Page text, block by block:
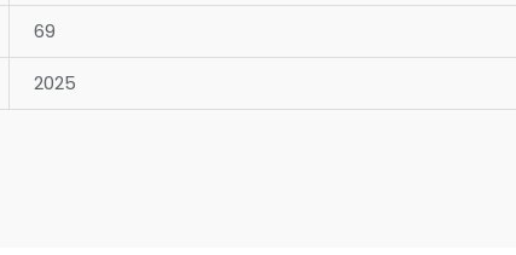
69
2025